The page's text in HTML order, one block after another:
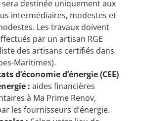
sera destinée uniquement aux
intermédiaires, modestes et
Les travaux doivent
par un artisan RGE
des artisans certifiés dans
Maritimes).
d’économie d’énergie (CEE)
: aides financières
à Ma Prime Renov,
les fournisseurs d’énergie.